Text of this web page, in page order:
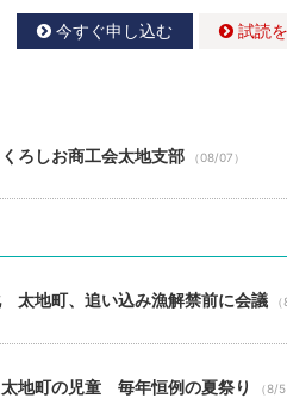
今すぐ申し込む 試読
ろしお商工会太地支部 （08/07）
太地町、追い込み漁解禁前に会議
地町の児童 毎年恒例の夏祭り （8/5